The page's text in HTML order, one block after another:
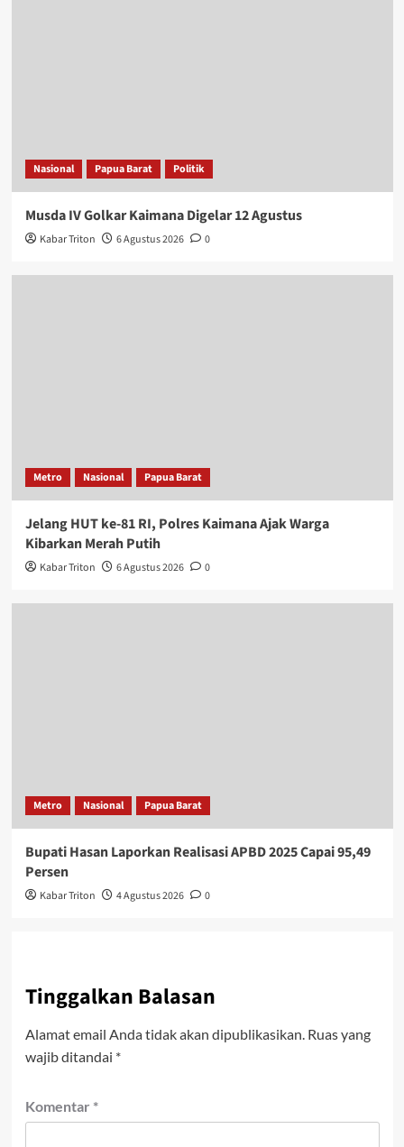
Nasional Papua Barat Politik
Musda IV Golkar Kaimana Digelar 12 Agustus
Kabar Triton 6 Agustus 2026 0
Metro Nasional Papua Barat
Jelang HUT ke-81 RI, Polres Kaimana Ajak Warga
Kibarkan Merah Putih
Kabar Triton 6 Agustus 2026 0
Metro Nasional Papua Barat
Bupati Hasan Laporkan Realisasi APBD 2025 Capai 95,49
Persen
Kabar Triton 4 Agustus 2026 0
Tinggalkan Balasan
Alamat email Anda tidak akan dipublikasikan. Ruas yang
wajib ditandai *
Komentar *